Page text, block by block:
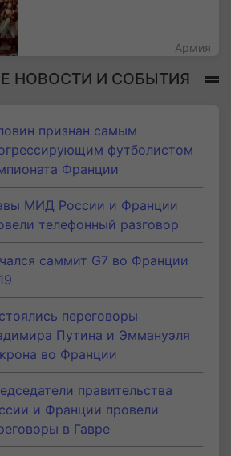
Армия
НОВОСТИ И СОБЫТИЯ
признан самым
футболистом
Франции
МИД России и Франции
телефонный разговор
саммит G7 во Франции
переговоры
Путина и Эммануэля
во Франции
правительства
и Франции провели
в Гавре